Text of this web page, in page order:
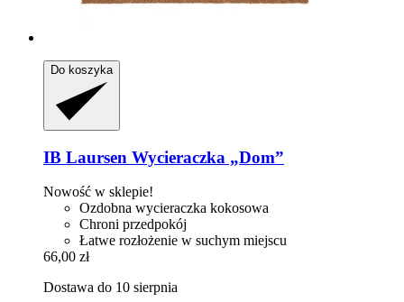
Do koszyka
IB Laursen Wycieraczka „Dom”
Nowość w sklepie!
Ozdobna wycieraczka kokosowa
Chroni przedpokój
Łatwe rozłożenie w suchym miejscu
66,00 zł
Dostawa do 10 sierpnia